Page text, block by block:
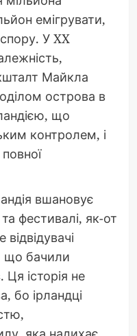
емігрувати,
У XX
Майкла
острова в
що
контролем, і
вшановує
фестивалі, як-от
що бачили
Ця історія не
бо ірландці